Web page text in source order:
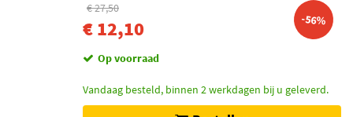
€ 27,50
€ 12,10 -56%
Op voorraad
Vandaag besteld, binnen 2 werkdagen bij u geleverd.